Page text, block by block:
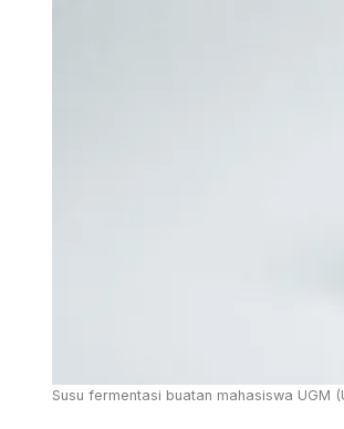
Susu fermentasi buatan mahasiswa UGM